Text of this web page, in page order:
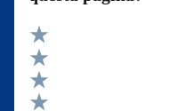
Valuta 5 stelle su 5
Valuta 4 stelle su 5
Valuta 3 stelle su 5